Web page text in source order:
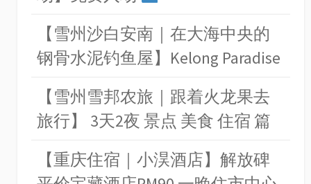
【雪州沙白安南｜在大海中央的
钢骨水泥钓鱼屋】Kelong Paradise
【雪州雪邦农旅｜跟着火龙果去
旅行】 3天2夜 景点 美食 住宿 篇
【重庆住宿｜小淏酒店】解放碑